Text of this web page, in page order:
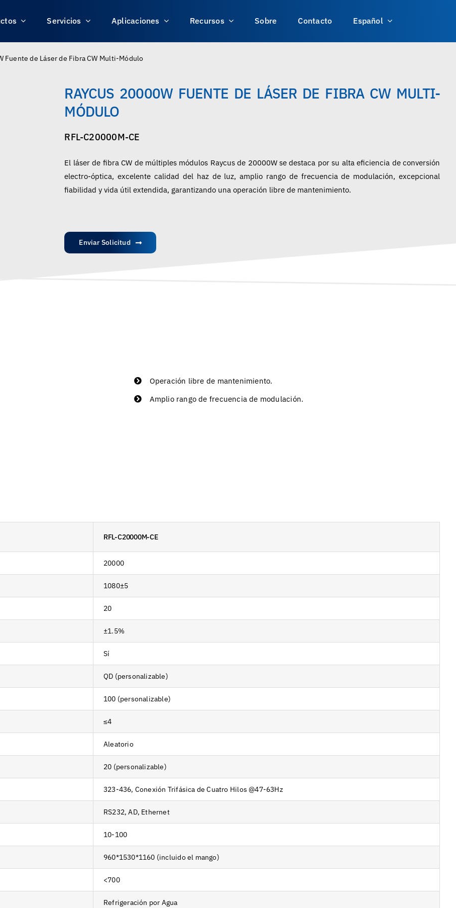
Servicios Aplicaciones Recursos Sobre Contacto Español
Fuente de Láser de Fibra CW Multi-Módulo
RAYCUS 20000W FUENTE DE LÁSER DE FIBRA CW MULTI-
MÓDULO
RFL-C20000M-CE
El láser de fibra CW de múltiples módulos Raycus de 20000W se destaca por su alta eficiencia de conversión
electro-óptica, excelente calidad del haz de luz, amplio rango de frecuencia de modulación, excepcional
fiabilidad y vida útil extendida, garantizando una operación libre de mantenimiento.
Enviar Solicitud
Operación libre de mantenimiento.
Amplio rango de frecuencia de modulación.
RFL-C20000M-CE
20000
1080±5
20
±1.5%
Sí
QD (personalizable)
100 (personalizable)
≤4
Aleatorio
20 (personalizable)
323-436, Conexión Trifásica de Cuatro Hilos @47-63Hz
RS232, AD, Ethernet
10-100
960*1530*1160 (incluido el mango)
<700
Refrigeración por Agua